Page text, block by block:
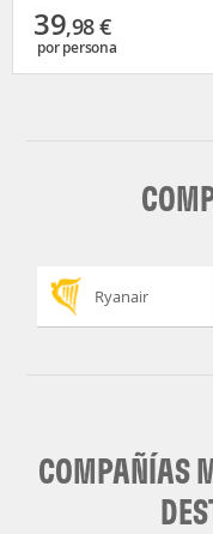
39,98€
por persona
Ryanair
COMPAÑÍAS